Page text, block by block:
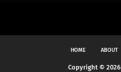
HOME ABOUT
Copyright © 2026